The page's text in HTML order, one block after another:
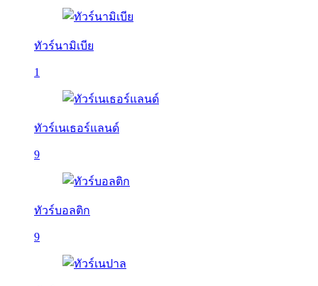
ทัวร์นามิเบีย
1
ทัวร์เนเธอร์แลนด์
9
ทัวร์บอลติก
9